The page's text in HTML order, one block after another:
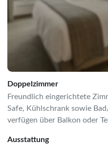
Doppelzimmer
Freundlich eingerichtete
Safe, Kühlschrank sowie
verfügen über Balkon oder
Ausstattung